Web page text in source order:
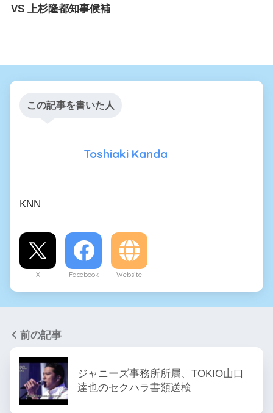
VS 上杉隆都知事候補
この記事を書いた人
Toshiaki Kanda
KNN
X Facebook Website
前の記事
ジャニーズ事務所所属、TOKIO山口
達也のセクハラ書類送検